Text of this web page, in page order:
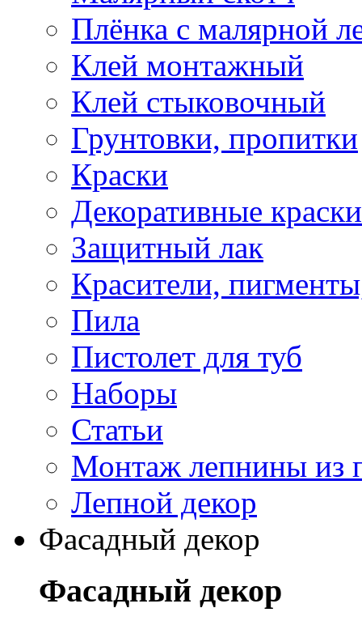
Плёнка с малярной
Клей монтажный
Клей стыковочный
Грунтовки, пропитки
Краски
Декоративные краски
Защитный лак
Красители,
Пила
Пистолет для туб
Наборы
Статьи
Монтаж лепнины из
Лепной декор
Фасадный декор
Фасадный декор